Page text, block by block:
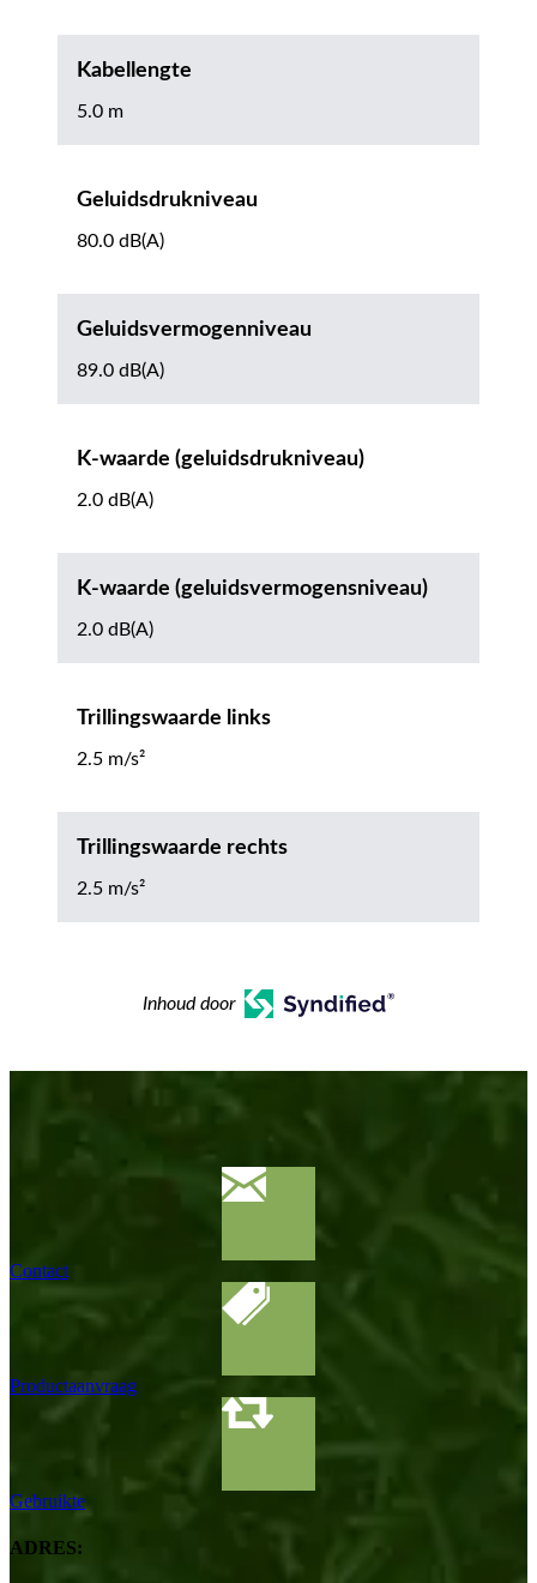
Kabellengte
5.0 m
Geluidsdrukniveau
80.0 dB(A)
Geluidsvermogenniveau
89.0 dB(A)
K-waarde (geluidsdrukniveau)
2.0 dB(A)
K-waarde (geluidsvermogensniveau)
2.0 dB(A)
Trillingswaarde links
2.5 m/s²
Trillingswaarde rechts
2.5 m/s²
Inhoud door
Contact
Productaanvraag
Gebruikte
ADRES: